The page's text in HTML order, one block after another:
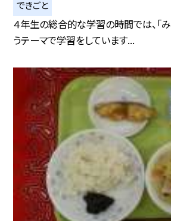
できごと
４年生の総合的な学習の時間では、「
うテーマで学習をしています...